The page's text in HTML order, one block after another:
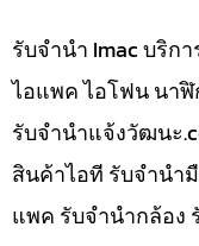
รับจำนำ Imac บริก
ไอแพค ไอโฟน นา
รับจํานําแจ้งวัฒนะ
สินค้าไอที รับจำนำ
แพค รับจำนำกล้อง